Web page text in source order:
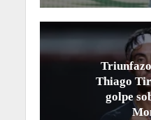
Thiago
golpe